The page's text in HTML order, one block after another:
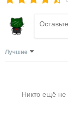
Лучшие
Никто ещё не